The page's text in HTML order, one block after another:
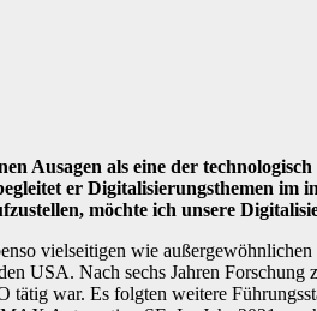
Ausagen als eine der
er Digitalisierungsthemen
möchte ich unsere
vielseitigen wie
USA. Nach sechs Jahren
tätig war. Es folgten weitere